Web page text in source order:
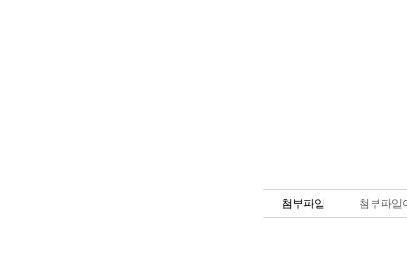
첨부파일 첨부파일